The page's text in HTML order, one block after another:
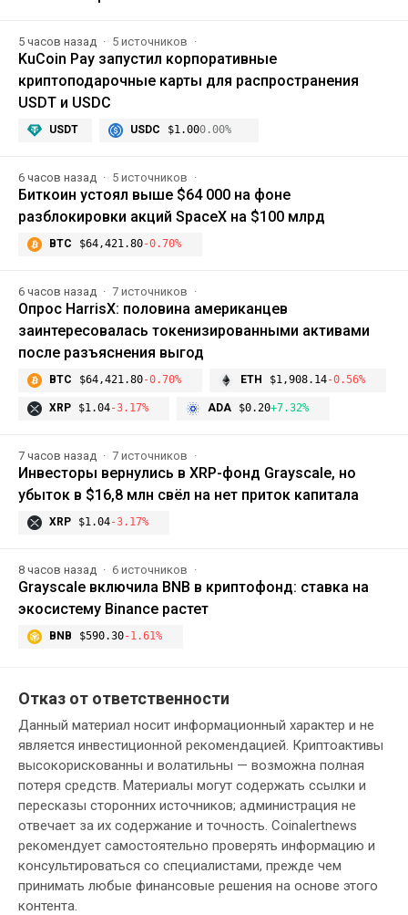
5 часов назад 5 источников
KuCoin Pay запустил корпоративные
криптоподарочные карты для распространения
USDT и USDC
USDT USDC $1.000.00%
6 часов назад 5 источников
Биткоин устоял выше $64 000 на фоне
разблокировки акций SpaceX на $100 млрд
BTC $64,421.80-0.70%
6 часов назад 7 источников
Опрос HarrisX: половина американцев
заинтересовалась токенизированными активами
после разъяснения выгод
BTC $64,421.80-0.70% ETH $1,908.14-0.56%
XRP $1.04-3.17% ADA $0.20+7.32%
7 часов назад 7 источников
Инвесторы вернулись в XRP-фонд Grayscale, но
убыток в $16,8 млн свёл на нет приток капитала
XRP $1.04-3.17%
8 часов назад 6 источников
Grayscale включила BNB в криптофонд: ставка на
экосистему Binance растет
BNB $590.30-1.61%
Отказ от ответственности
Данный материал носит информационный характер и не
является инвестиционной рекомендацией. Криптоактивы
высокорискованны и волатильны — возможна полная
потеря средств. Материалы могут содержать ссылки и
пересказы сторонних источников; администрация не
отвечает за их содержание и точность. Coinalertnews
рекомендует самостоятельно проверять информацию и
консультироваться со специалистами, прежде чем
принимать любые финансовые решения на основе этого
контента.